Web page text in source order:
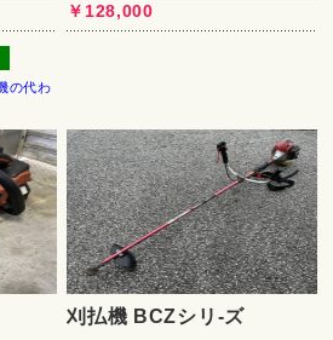
の代わ
￥128,000
刈払機 BCZシリ-ズ